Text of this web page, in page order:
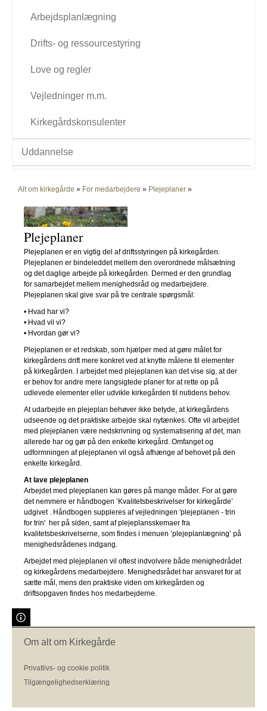
Arbejdsplanlægning
Drifts- og ressourcestyring
Love og regler
Vejledninger m.m.
Kirkegårdskonsulenter
Uddannelse
Alt om kirkegårde » For medarbejdere » Plejeplaner »
Plejeplaner
Plejeplanen er en vigtig del af driftsstyringen på kirkegården.
Plejeplanen er bindeleddet mellem den overordnede målsætning
og det daglige arbejde på kirkegården. Dermed er den grundlag
for samarbejdet mellem menighedsråd og medarbejdere.
Plejeplanen skal give svar på tre centrale spørgsmål:
• Hvad har vi?
• Hvad vil vi?
• Hvordan gør vi?
Plejeplanen er et redskab, som hjælper med at gøre målet for
kirkegårdens drift mere konkret ved at knytte målene til elementer
på kirkegården. I arbejdet med plejeplanen kan det vise sig, at der
er behov for andre mere langsigtede planer for at rette op på
udlevede elementer eller udvikle kirkegården til nutidens behov.
At udarbejde en plejeplan behøver ikke betyde, at kirkegårdens
udseende og det praktiske arbejde skal nytænkes. Ofte vil arbejdet
med plejeplanen være nedskrivning og systematisering af det, man
allerede har og gør på den enkelte kirkegård. Omfanget og
udformningen af plejeplanen vil også afhænge af behovet på den
enkelte kirkegård.
At lave plejeplanen
Arbejdet med plejeplanen kan gøres på mange måder. For at gøre
det nemmere er håndbogen ’Kvalitetsbeskrivelser for kirkegårde’
udgivet . Håndbogen suppleres af vejledningen 'plejeplanen - trin
for trin' her på siden, samt af plejeplansskemaer fra
kvalitetsbeskrivelserne, som findes i menuen ’plejeplanlægning’ på
menighedsrådenes indgang.
Arbejdet med plejeplanen vil oftest indvolvere både menighedrådet
og kirkegårdens medarbejdere. Menighedsrådet har ansvaret for at
sætte mål, mens den praktiske viden om kirkegården og
driftsopgaven findes hos medarbejderne.
Om alt om Kirkegårde
Privatlivs- og cookie politik
Tilgængelighedserklæring